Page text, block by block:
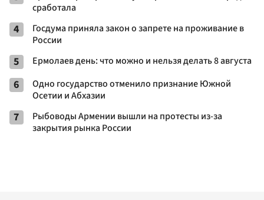
сработала
4
Госдума приняла закон о запрете на проживание в
России
5 Ермолаев день: что можно и нельзя делать 8 августа
6
Одно государство отменило признание Южной
Осетии и Абхазии
7
Рыбоводы Армении вышли на протесты из-за
закрытия рынка России